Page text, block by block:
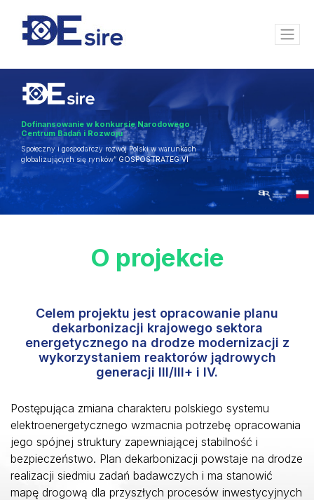
Dofinansowanie w konkursie Narodowego
Centrum Badań i Rozwoju
Społeczny i gospodarczy rozwój Polski w warunkach
globalizujących się rynków” GOSPOSTRATEG VI
O projekcie
Celem projektu jest opracowanie planu
dekarbonizacji krajowego sektora
energetycznego na drodze modernizacji z
wykorzystaniem reaktorów jądrowych
generacji III/III+ i IV.
Postępująca zmiana charakteru polskiego systemu
elektroenergetycznego wzmacnia potrzebę opracowania
jego spójnej struktury zapewniającej stabilność i
bezpieczeństwo. Plan dekarbonizacji powstaje na drodze
realizacji siedmiu zadań badawczych i ma stanowić
mapę drogową dla przyszłych procesów inwestycyjnych